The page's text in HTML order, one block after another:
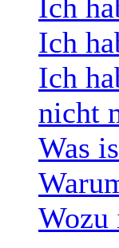
Ich
Ich
Ich
nicht
Was
Wozu